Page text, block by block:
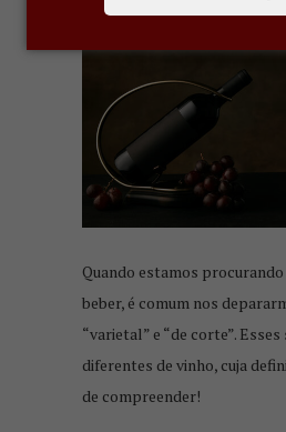
Quando estamos
beber, é comum nos
“varietal” e “de corte”.
diferentes de vinho, cuja
de compreender!